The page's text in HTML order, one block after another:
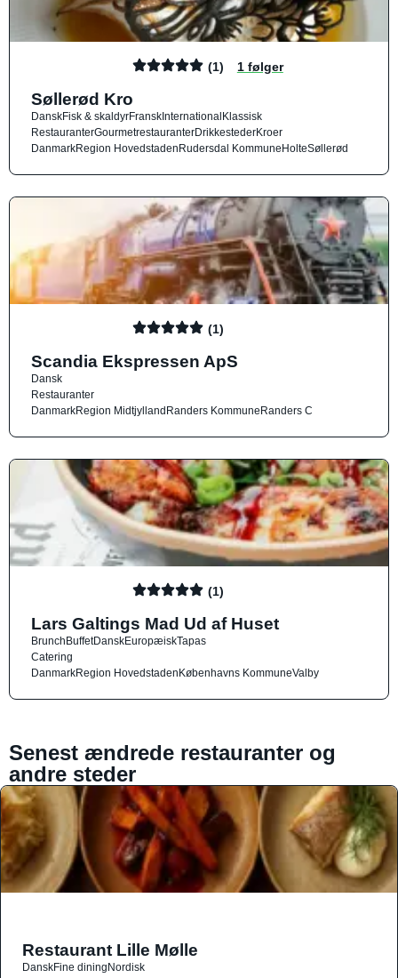
(1) 1 følger
Søllerød Kro
DanskFisk & skaldyrFranskInternationalKlassisk
RestauranterGourmetrestauranterDrikkestederKroer
DanmarkRegion HovedstadenRudersdal KommuneHolteSøllerød
(1)
Scandia Ekspressen ApS
Dansk
Restauranter
DanmarkRegion MidtjyllandRanders KommuneRanders C
(1)
Lars Galtings Mad Ud af Huset
BrunchBuffetDanskEuropæiskTapas
Catering
DanmarkRegion HovedstadenKøbenhavns KommuneValby
Senest ændrede restauranter og
andre steder
Restaurant Lille Mølle
DanskFine diningNordisk